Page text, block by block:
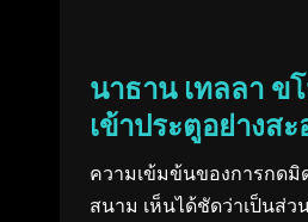
นาธาน เทลลา ข
เข้าประตูอย่างส
ความเข้มข้นของการกดมิ
สนาม เห็นได้ชัดว่าเป็นส่